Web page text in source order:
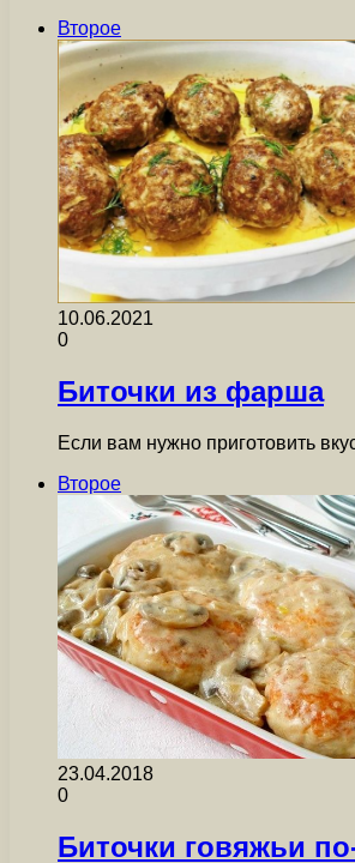
Второе
10.06.2021
0
Биточки из фарша
Если вам нужно приготовить
Второе
23.04.2018
0
Биточки говяжьи